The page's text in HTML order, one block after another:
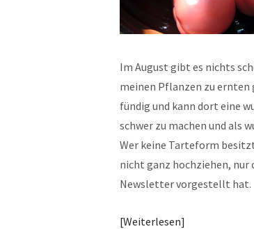
Im August gibt es nichts
meinen Pflanzen zu ernten
fündig und kann dort eine
schwer zu machen und als
Wer keine Tarteform
nicht ganz hochziehen, nur
Newsletter vorgestellt hat.
Weiterlesen